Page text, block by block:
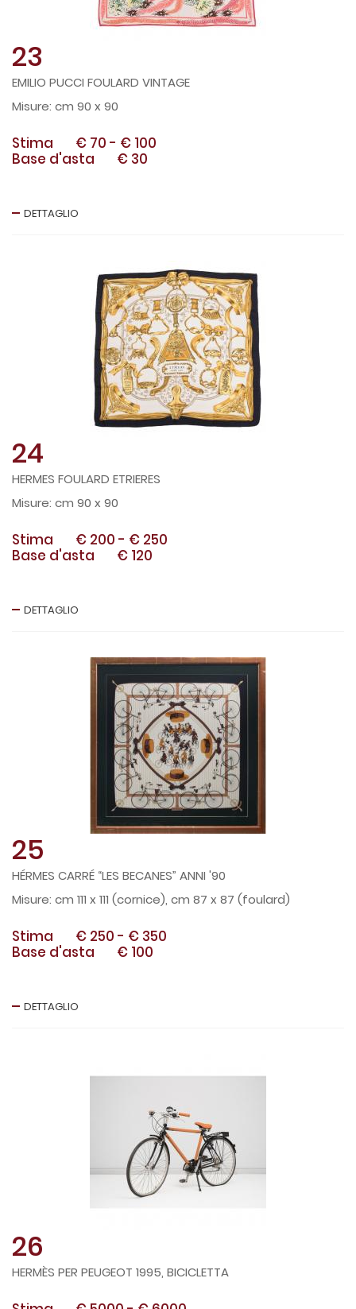
23
EMILIO PUCCI FOULARD VINTAGE
cm 90 x 90
Stima € 70 - € 100
Base d'asta
€ 30
DETTAGLIO
24
HERMES FOULARD ETRIERES
cm 90 x 90
Stima € 200 - € 250
Base d'asta
€ 120
DETTAGLIO
25
HÉRMES CARRÉ “LES BECANES” ANNI '90
cm 111 x 111 (cornice), cm 87 x 87 (foulard)
Stima € 250 - € 350
Base d'asta
€ 100
DETTAGLIO
26
HERMÈS PER PEUGEOT 1995, BICICLETTA